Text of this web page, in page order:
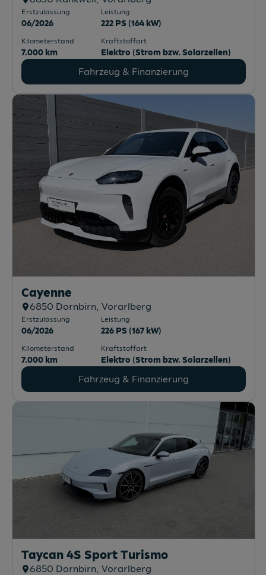
Erstzulassung
06/2026
Leistung
222 PS (164 kW)
Kilometerstand
7.000 km
Kraftstoffart
Elektro (Strom bzw. Solarzellen)
Fahrzeug & Finanzierung
Cayenne
6850 Dornbirn, Vorarlberg
Erstzulassung
06/2026
Leistung
226 PS (167 kW)
Kilometerstand
7.000 km
Kraftstoffart
Elektro (Strom bzw. Solarzellen)
Fahrzeug & Finanzierung
Taycan 4S Sport Turismo
6850 Dornbirn , Vorarlberg